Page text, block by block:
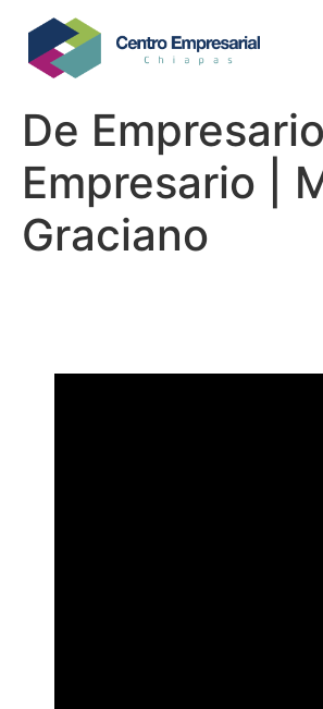
De
Empresario |
Graciano